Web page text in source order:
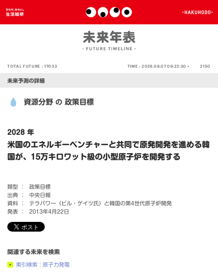
TOTAL FUTURE :17033 TIME :2026.08.07 09:22:30 > 2150
未来予測の詳細
資源分野 の 政策目標
2028 年
米国のエネルギーベンチャーと共同で原発開発を進める韓
国が、15万キロワット級の小型原子炉を開発する
類型 ：
政策目標
出典 ：
中央日報
資料 ：
テラパワー（ビル・ゲイツ氏）と韓国の第4世代原子炉開発
発表 ：
2013年4月22日
関連する未来を検索
索引検索：原子力発電